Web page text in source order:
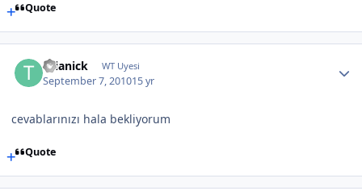
Quote
thianick WT Uyesi
September 7, 201015 yr
cevablarınızı hala bekliyorum
Quote